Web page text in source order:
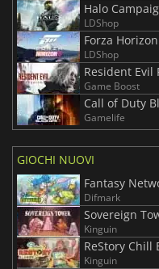
Halo
LDShop
Forza
LDShop
Resident Evil
Game Boost
Call of Duty
Gamelife
GIOCHI NUOVI
Fantasy
Difmark
Sovereign
Kinguin
ReStory Chill
Kinguin